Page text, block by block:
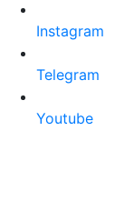
Instagram
Telegram
Youtube